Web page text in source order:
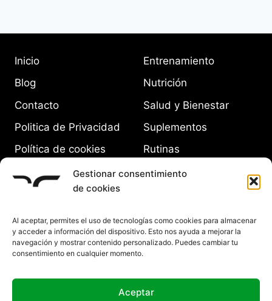
Gestionar consentimiento
de cookies
Al aceptar, permites el uso de tecnologías como cookies para almacenar
y acceder a información del dispositivo. Esto nos ayuda a mejorar la
navegación y mostrar contenido personalizado. Puedes cambiar tu
consentimiento en cualquier momento.
Aceptar
Inicio
Blog
Contacto
Politica de Privacidad
Política de cookies
Entrenamiento
Nutrición
Salud y Bienestar
Suplementos
Rutinas
Equipamiento